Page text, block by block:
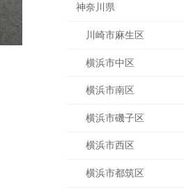
神奈川県
川崎市麻生区
横浜市中区
横浜市南区
横浜市磯子区
横浜市西区
横浜市都筑区